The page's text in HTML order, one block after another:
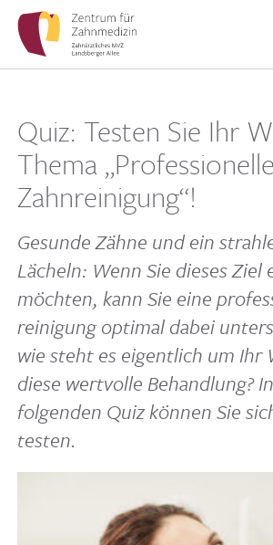
Quiz: Testen Sie Ihr
Thema „Professionelle
Zahnreinigung“!
Gesunde Zähne und ein
Lächeln: Wenn Sie dieses Ziel
möchten, kann Sie eine
rei­ni­gung optimal dabei
wie steht es eigent­lich um Ihr
diese wert­volle Behand­lung?
folgenden Quiz können Sie
testen.